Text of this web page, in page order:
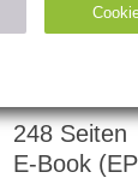
248 Seiten
E-Book